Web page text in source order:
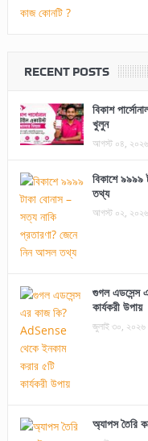
RECENT POSTS
বিকাশ
খুলুন
আগস্ট ০৪, ২০২৬
বিকাশে ৯৯৯৯
তথ্য
আগস্ট ০২, ২০২৬
গুগল এডসেন্স
কার্যকরী উপায়
জুলাই ৩০, ২০২৬
অ্যাপস তৈরি